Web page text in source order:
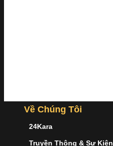
Về Chúng Tôi
24Kara
Truyền Thông & Sự Kiện